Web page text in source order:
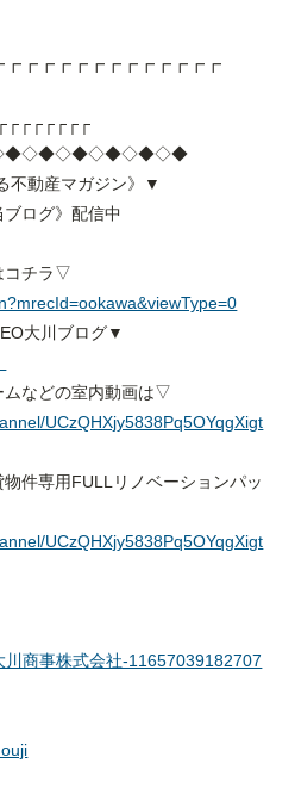
不動産マガジン》▼
ブログ》配信中
コチラ▽
大川ブログ▼
などの室内動画は▽
UCzQHXjy5838Pq5OYqgXigt
件専用FULLリノベーションパッ
UCzQHXjy5838Pq5OYqgXigt
商事株式会社-11657039182707